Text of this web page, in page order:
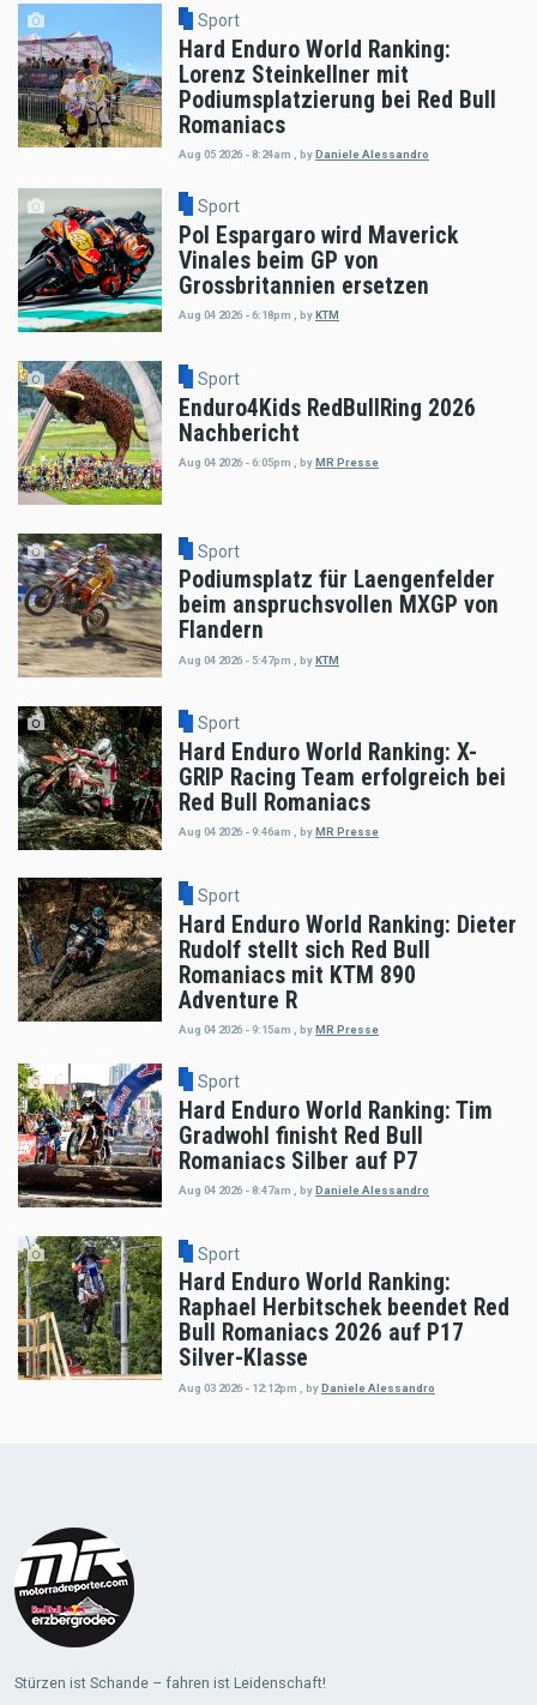
Sport
Hard Enduro World Ranking:
Lorenz Steinkellner mit
Podiumsplatzierung bei Red Bull
Romaniacs
Aug 05 2026 - 8:24am , by Daniele Alessandro
Sport
Pol Espargaro wird Maverick
Vinales beim GP von
Grossbritannien ersetzen
Aug 04 2026 - 6:18pm byKTM
Sport
Enduro4Kids RedBullRing 2026
Nachbericht
Aug 04 2026 - 6:05pm byMR Presse
Sport
Podiumsplatz für Laengenfelder
beim anspruchsvollen MXGP von
Flandern
Aug 04 2026 - 5:47pm byKTM
Sport
Hard Enduro World Ranking: X-
GRIP Racing Team erfolgreich bei
Red Bull Romaniacs
Aug 04 2026 - 9:46am , by MR Presse
Sport
Hard Enduro World Ranking: Dieter
Rudolf stellt sich Red Bull
Romaniacs mit KTM 890
Adventure R
Aug 04 2026 - 9:15am byMR Presse
Sport
Hard Enduro World Ranking: Tim
Gradwohl finisht Red Bull
Romaniacs Silber auf P7
Aug 04 2026 - 8:47am byDaniele Alessandro
Sport
Hard Enduro World Ranking:
Raphael Herbitschek beendet Red
Bull Romaniacs 2026 auf P17
Silver-Klasse
Aug 03 2026 - 12:12pm byDaniele Alessandro
Stürzen ist Schande – fahren ist Leidenschaft!